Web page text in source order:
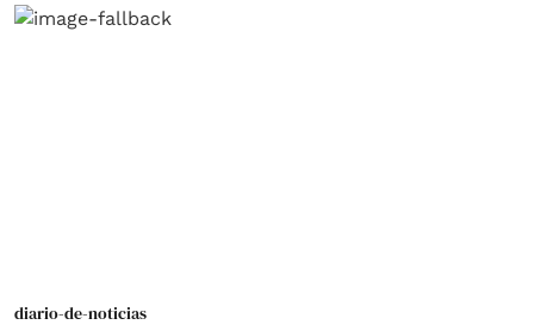
diario-de-noticias